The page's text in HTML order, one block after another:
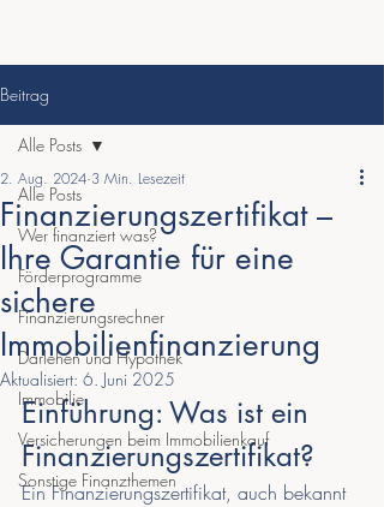
Beitrag
Alle Posts
Wer finanziert was?
Förderprogramme
Finanzierungsrechner
Darlehen und Hypothek
Immobilie
Versicherungen beim Immobilienkauf
Sonstige Finanzthemen
Alle Posts
Finanzierungszertifikat –
Ihre Garantie für eine
sichere
Immobilienfinanzierung
2. Aug. 2024 3 Min. Lesezeit
Aktualisiert: 6. Juni 2025
Einführung: Was ist ein
Finanzierungszertifikat?
Ein Finanzierungszertifikat, auch bekannt